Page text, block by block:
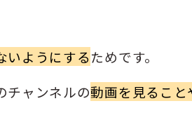
いようにするためです。
チャンネルの動画を見ること